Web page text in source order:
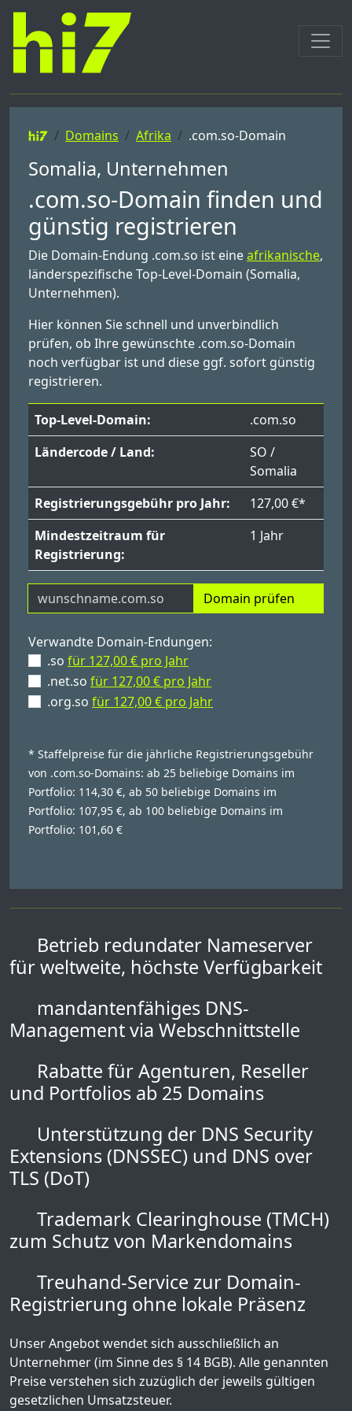
Domains Afrika .com.so-Domain
Somalia, Unternehmen
.com.so-Domain finden und
günstig registrieren
Die Domain-Endung .com.so ist eineafrikanische,
länderspezifische Top-Level-Domain (Somalia,
Unternehmen).
Hier können Sie schnell und unverbindlich
prüfen, ob Ihre gewünschte .com.so-Domain
noch verfügbar ist und diese ggf. sofort günstig
registrieren.
Top-Level-Domain:
.com.so
Ländercode / Land:
SO /
Somalia
Registrierungsgebühr pro Jahr:
127,00 €*
Mindestzeitraum für
Registrierung:
1 Jahr
Domain prüfen
Verwandte Domain-Endungen:
.so für 127,00 € pro Jahr
.net.so für 127,00 € pro Jahr
.org.so für 127,00 € pro Jahr
* Staffelpreise für die jährliche Registrierungsgebühr
von .com.so-Domains: ab 25 beliebige Domains im
Portfolio: 114,30 €, ab 50 beliebige Domains im
Portfolio: 107,95 €, ab 100 beliebige Domains im
Portfolio: 101,60 €
Betrieb redundater Nameserver
für weltweite, höchste Verfügbarkeit
mandantenfähiges DNS-
Management via Webschnittstelle
Rabatte für Agenturen, Reseller
und Portfolios ab 25 Domains
Unterstützung der DNS Security
Extensions (DNSSEC) und DNS over
TLS (DoT)
Trademark Clearinghouse (TMCH)
zum Schutz von Markendomains
Treuhand-Service zur Domain-
Registrierung ohne lokale Präsenz
Unser Angebot wendet sich ausschließlich an
Unternehmer (im Sinne des § 14 BGB). Alle genannten
Preise verstehen sich zuzüglich der jeweils gültigen
gesetzlichen Umsatzsteuer.